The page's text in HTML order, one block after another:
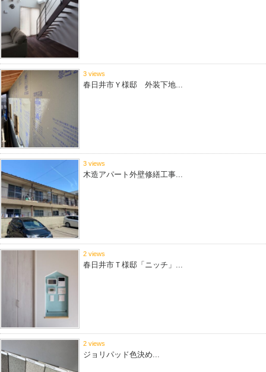
3 views
春日井市Ｙ様邸 外装下地...
3 views
木造アパート外壁修繕工事...
2 views
春日井市Ｔ様邸「ニッチ」...
2 views
ジョリパッド色決め...